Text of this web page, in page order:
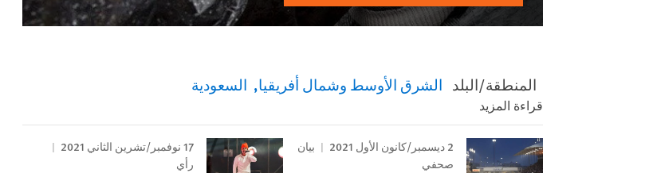
المنطقة/البلد الشرق الأوسط وشمال أفريقيا السعودية
قراءة المزيد
2 ديسمبر/كانون الأول 2021
بيان
صحفي
17 نوفمبر/تشرين الثاني 2021
رأي